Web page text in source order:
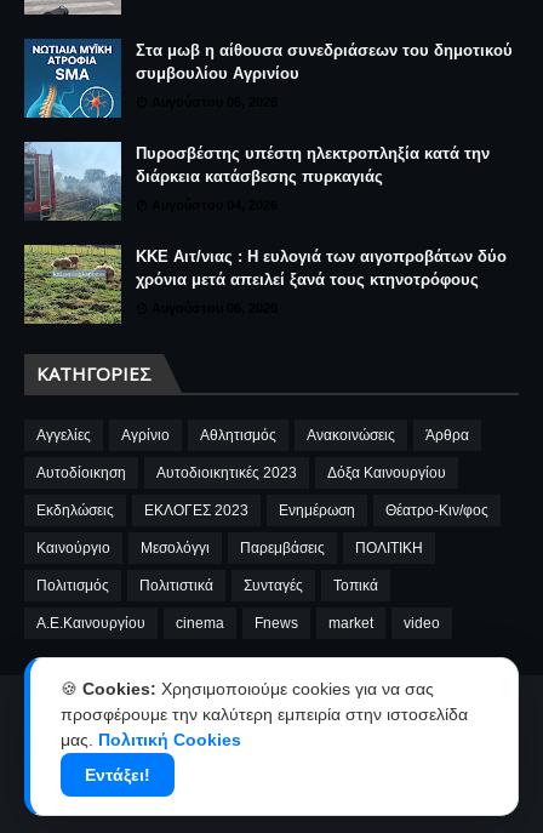
Στα μωβ η αίθουσα συνεδριάσεων του δημοτικού
συμβουλίου Αγρινίου
Πυροσβέστης υπέστη ηλεκτροπληξία κατά την
διάρκεια κατάσβεσης πυρκαγιάς
ΚΚΕ Αιτ/νιας : Η ευλογιά των αιγοπροβάτων δύο
χρόνια μετά απειλεί ξανά τους κτηνοτρόφους
ΚΑΤΗΓΟΡΊΕΣ
Αγγελίες Αγρίνιο Αθλητισμός Ανακοινώσεις Άρθρα
Αυτοδίοικηση Αυτοδιοικητικές 2023 Δόξα Καινουργίου
Εκδηλώσεις ΕΚΛΟΓΕΣ 2023 Ενημέρωση Θέατρο-Κιν/φος
Καινούργιο Μεσολόγγι Παρεμβάσεις ΠΟΛΙΤΙΚΗ
Πολιτισμός Πολιτιστικά Συνταγές Τοπικά
A.E.Καινουργίου cinema Fnews market video
Αρχική Ταυτότητα
Όροι χρήσης-Πολιτική απορρήτου
Επικοινωνία-Διαφήμιση
Copyright ©2026 kainourgiopress-Νέα από το Καινούργιο,το Αγρίνιο
🍪 Cookies: Χρησιμοποιούμε cookies για να σας
προσφέρουμε την καλύτερη εμπειρία στην ιστοσελίδα
μας. Πολιτική Cookies
Εντάξει!